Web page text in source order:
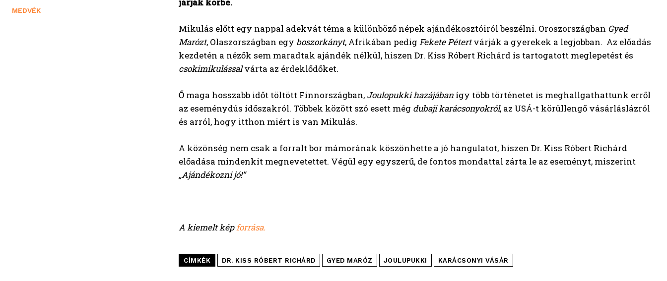
MEDVÉK
Mikulás előtt egy nappal adekvát téma a különböző népek ajándékosztóiról beszélni. Oroszországban Gyed
Marózt, Olaszországban egy boszorkányt, Afrikában pedig Fekete Pétertvárják a gyerekek a legjobban. Az előadás
kezdetén a nézők sem maradtak ajándék nélkül, hiszen Dr. Kiss Róbert Richárd is tartogatott meglepetést és
csokimikulássalvárta az érdeklődőket.
Ő maga hosszabb időt töltött Finnországban, Joulopukki hazájában így több történetet is meghallgathattunk erről
az eseménydús időszakról. Többek között szó esett még dubaji karácsonyokról, az USÁ-t körüllengő vásárláslázról
és arról, hogy itthon miért is van Mikulás.
A közönség nem csak a forralt bor mámorának köszönhette a jó hangulatot, hiszen Dr. Kiss Róbert Richárd
előadása mindenkit megnevetettet. Végül egy egyszerű, de fontos mondattal zárta le az eseményt, miszerint
„Ajándékozni jó!”
A kiemelt képforrása.
CÍMKÉK DR. KISS RÓBERT RICHÁRD GYED MARÓZ JOULUPUKKI KARÁCSONYI VÁSÁR